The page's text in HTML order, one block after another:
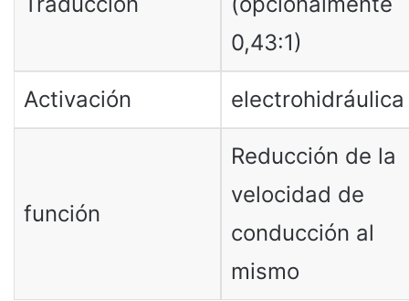
0,43:1)
Activación electrohidráulica
función
Reducción de la
velocidad de
conducción al
mismo